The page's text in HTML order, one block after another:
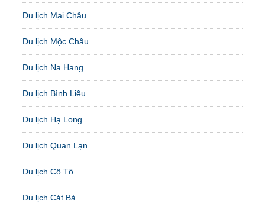
Du lịch Mai Châu
Du lịch Mộc Châu
Du lịch Na Hang
Du lịch Bình Liêu
Du lịch Hạ Long
Du lịch Quan Lạn
Du lịch Cô Tô
Du lịch Cát Bà